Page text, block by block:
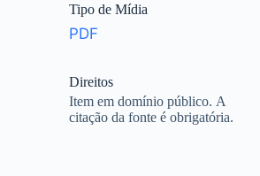
Tipo de Mídia
PDF
Direitos
Item em domínio público. A
citação da fonte é obrigatória.